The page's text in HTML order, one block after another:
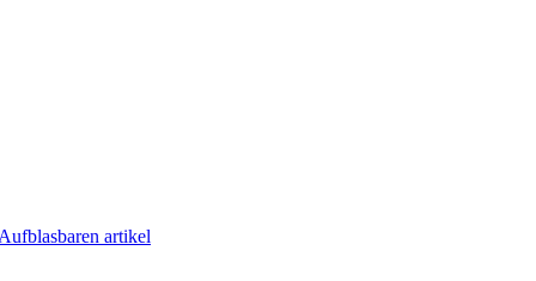
Aufblasbaren artikel